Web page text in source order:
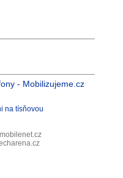
- Mobilizujeme.cz
na tísňovou
mobilenet.cz